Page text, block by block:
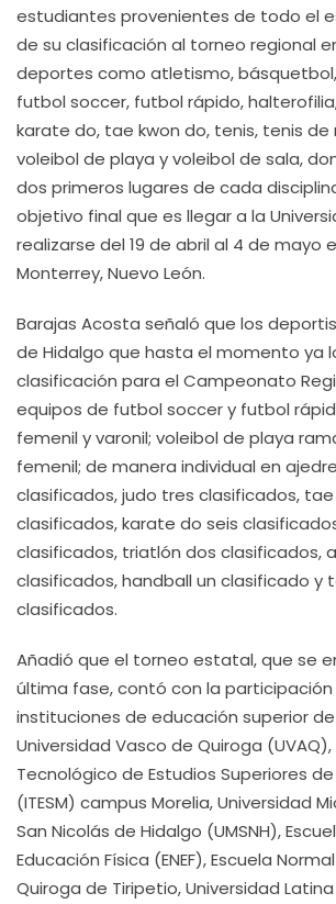
estudiantes provenientes de todo el
de su clasificación al torneo regional
deportes como atletismo,
futbol soccer, futbol rápido,
karate do, tae kwon do, tenis, tenis de
voleibol de playa y voleibol de sala,
dos primeros lugares de cada
objetivo final que es llegar a la
realizarse del 19 de abril al 4 de mayo
Monterrey, Nuevo León.
Barajas Acosta señaló que los
de Hidalgo que hasta el momento ya
clasificación para el Campeonato
equipos de futbol soccer y futbol
femenil y varonil; voleibol de playa
femenil; de manera individual en
clasificados, judo tres clasificados, tae
clasificados, karate do seis
clasificados, triatlón dos clasificados,
clasificados, handball un clasificado y
clasificados.
Añadió que el torneo estatal, que se
última fase, contó con la
instituciones de educación superior
Universidad Vasco de Quiroga
Tecnológico de Estudios Superiores
(ITESM) campus Morelia, Universidad
San Nicolás de Hidalgo (UMSNH),
Educación Física (ENEF), Escuela
Quiroga de Tiripetio, Universidad